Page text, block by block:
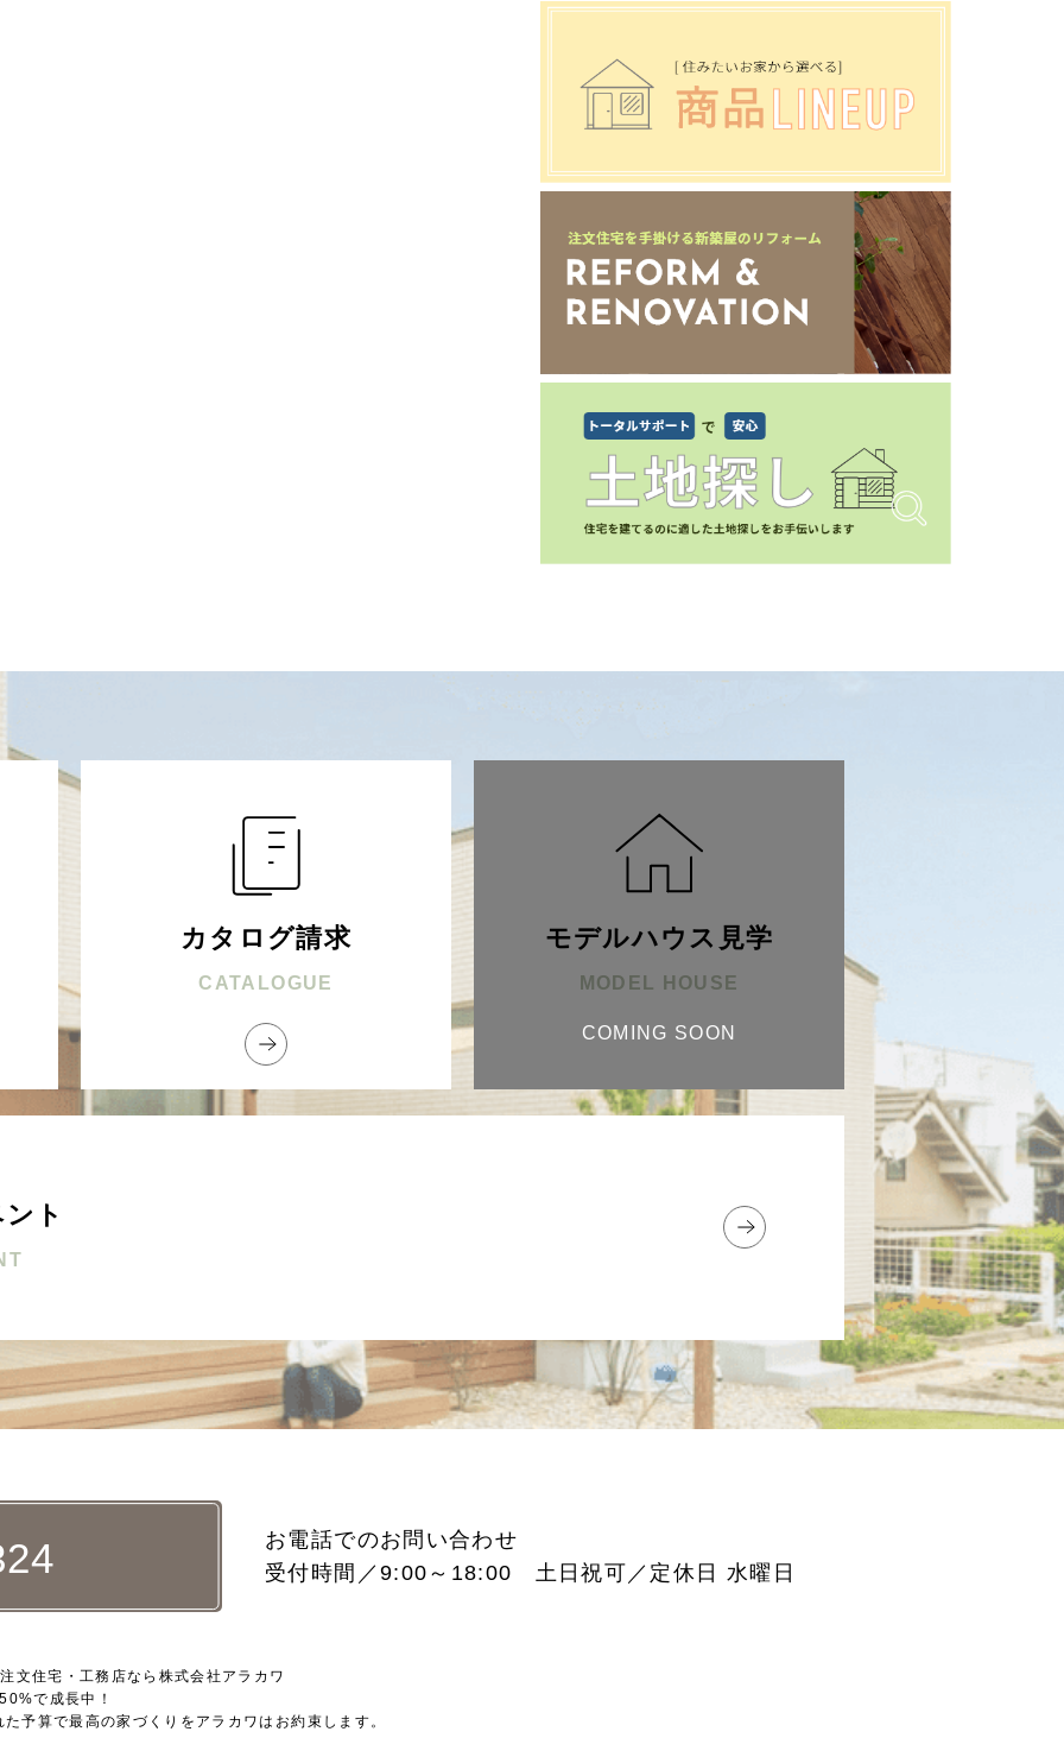
カタログ請求
CATALOGUE
モデルハウス見学
MODEL HOUSE
COMING SOON
ト
お電話でのお問い合わせ
受付時間／9:00～18:00 土日祝可／定休日 水曜日
文住宅・工務店なら株式会社アラカワ
で成長中！
予算で最高の家づくりをアラカワはお約束します。